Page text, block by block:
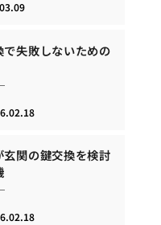
失敗しないための
関の鍵交換を検討